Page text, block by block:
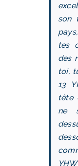
son
tes
des
toi,
13
tête
ne